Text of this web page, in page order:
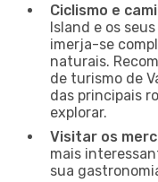
Ciclismo e
Island e os
imerja-se
naturais.
de turismo de
das principais
explorar.
Visitar os
mais
sua